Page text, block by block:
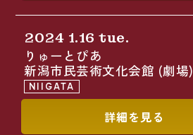
2024 1.16 tue.
りゅーとぴあ
新潟市民芸術文化会館 (劇場)
NIIGATA
詳細を見る